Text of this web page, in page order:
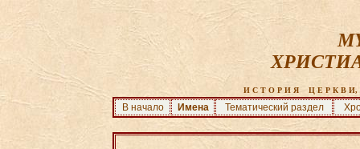
И С Т О Р И Я    Ц Е Р К В
В начало Имена Тематический раздел